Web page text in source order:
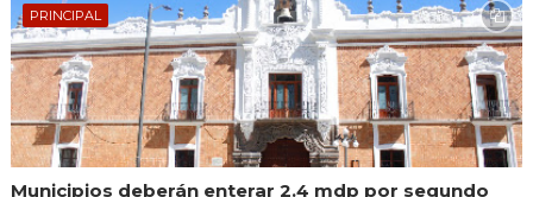
PRINCIPAL
Municipios deberán enterar 2.4 mdp por segundo